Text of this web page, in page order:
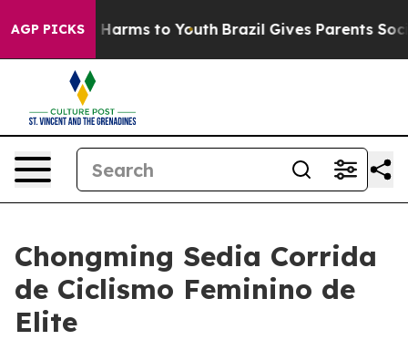
AGP PICKS
Abate Harms to Youth Brazil Gives Parents Social
Chongming Sedia Corrida
de Ciclismo Feminino de
Elite